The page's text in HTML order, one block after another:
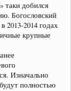
таки добился
Богословский
2013-2014 годах
крупные
Изначально
полностью